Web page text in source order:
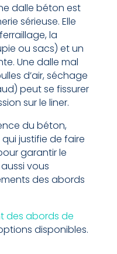
dalle béton est
sérieuse. Elle
la
ou sacs) et un
Une dalle mal
d’air, séchage
peut se fissurer
sur le liner.
du béton,
justifie de faire
garantir le
vous
des abords
des abords de
disponibles.